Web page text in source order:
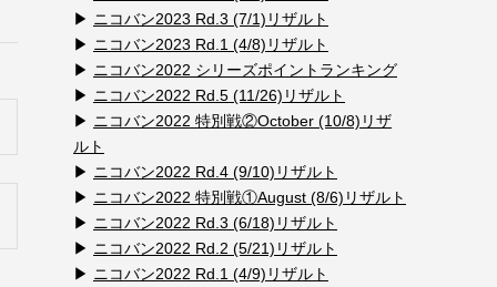
▶ ニコバン2023 Rd.3 (7/1)リザルト
▶ ニコバン2023 Rd.1 (4/8)リザルト
▶ ニコバン2022 シリーズポイントランキング
▶ ニコバン2022 Rd.5 (11/26)リザルト
▶ ニコバン2022 特別戦②October (10/8)リザ
ルト
▶ ニコバン2022 Rd.4 (9/10)リザルト
▶ ニコバン2022 特別戦①August (8/6)リザルト
▶ ニコバン2022 Rd.3 (6/18)リザルト
▶ ニコバン2022 Rd.2 (5/21)リザルト
▶ ニコバン2022 Rd.1 (4/9)リザルト